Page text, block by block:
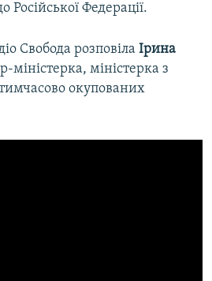
Російської Федерації.
Свобода розповіла Ірина
міністерка, міністерка з
окупованих